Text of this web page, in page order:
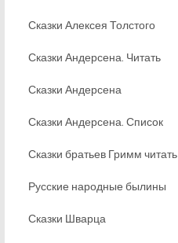
Сказки Алексея Толстого
Сказки Андерсена. Читать
Сказки Андерсена
Сказки Андерсена. Список
Сказки братьев Гримм читать
Русские народные былины
Сказки Шварца